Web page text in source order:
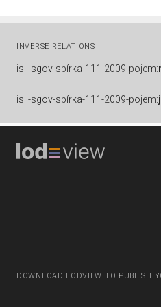
INVERSE RELATIONS
is l-sgov-sbírka-111-2009-pojem:
is l-sgov-sbírka-111-2009-pojem:
DOWNLOAD LODVIEW TO PUBLISH